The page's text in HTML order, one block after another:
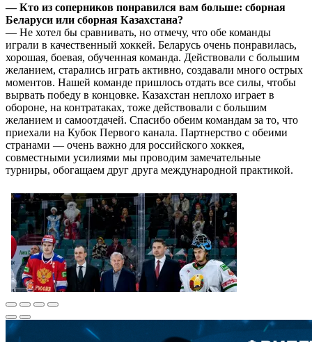
— Кто из соперников понравился вам больше: сборная
Беларуси или сборная Казахстана?
— Не хотел бы сравнивать, но отмечу, что обе команды
играли в качественный хоккей. Беларусь очень понравилась,
хорошая, боевая, обученная команда. Действовали с большим
желанием, старались играть активно, создавали много острых
моментов. Нашей команде пришлось отдать все силы, чтобы
вырвать победу в концовке. Казахстан неплохо играет в
обороне, на контратаках, тоже действовали с большим
желанием и самоотдачей. Спасибо обеим командам за то, что
приехали на Кубок Первого канала. Партнерство с обеими
странами — очень важно для российского хоккея,
совместными усилиями мы проводим замечательные
турниры, обогащаем друг друга международной практикой.